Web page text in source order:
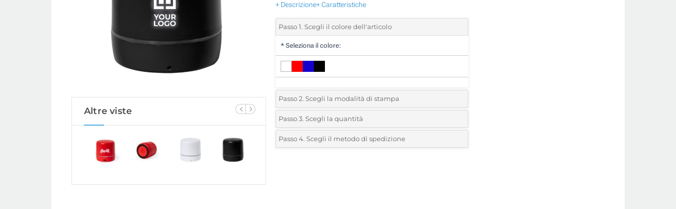
Altre viste
+ Descrizione+ Caratteristiche
Passo 1. Scegli il colore dell'articolo
* Seleziona il colore:
Passo 2. Scegli la modalità di stampa
*Seleziona la posizione di stampa e il colore del vostro logo:
1 Colore (Su un lato)
Passo 3. Scegli la quantità
*Quantità desiderata:
Passo 4. Scegli il metodo di spedizione